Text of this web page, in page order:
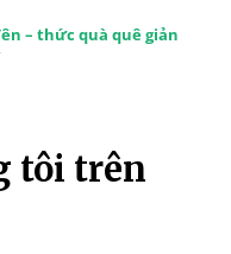
– thức quà quê giản
tôi trên